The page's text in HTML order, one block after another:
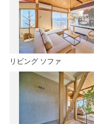
リビング ソファ